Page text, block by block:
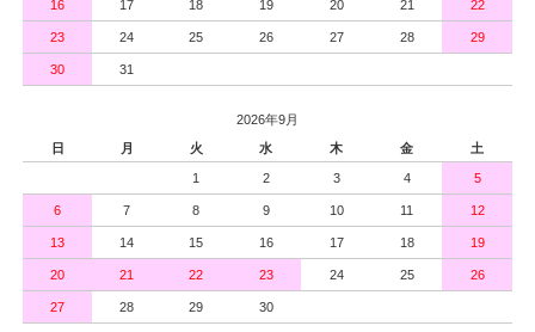
16 17 18 19 20 21 22
23 24 25 26 27 28 29
30 31
2026年9月
日
月 火 水 木 金 土
1 2 3 4 5
6 7 8 9 10 11 12
13 14 15 16 17 18 19
20 21 22 23 24 25 26
27 28 29 30